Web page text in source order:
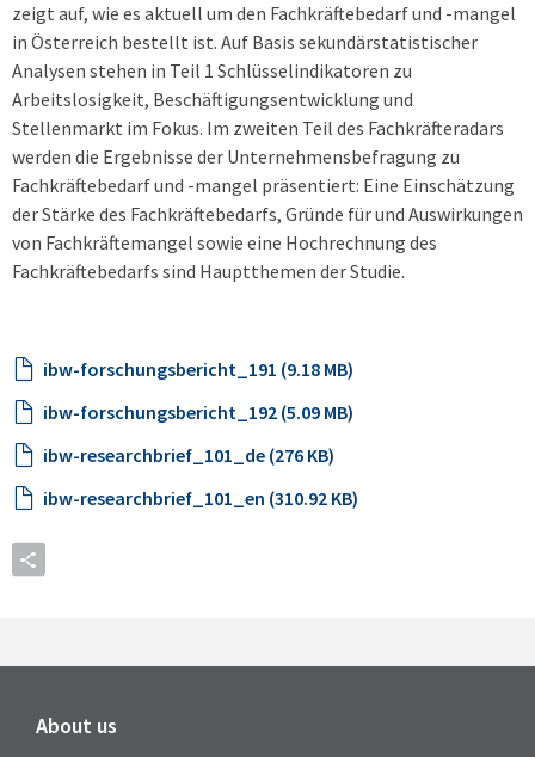
zeigt auf, wie es aktuell um den Fachkräftebedarf und -mangel
in Österreich bestellt ist. Auf Basis sekundärstatistischer
Analysen stehen in Teil 1 Schlüsselindikatoren zu
Arbeitslosigkeit, Beschäftigungsentwicklung und
Stellenmarkt im Fokus. Im zweiten Teil des Fachkräfteradars
werden die Ergebnisse der Unternehmensbefragung zu
Fachkräftebedarf und -mangel präsentiert: Eine Einschätzung
der Stärke des Fachkräftebedarfs, Gründe für und Auswirkungen
von Fachkräftemangel sowie eine Hochrechnung des
Fachkräftebedarfs sind Hauptthemen der Studie.
ibw-forschungsbericht_191 (9.18 MB)
ibw-forschungsbericht_192 (5.09 MB)
ibw-researchbrief_101_de (276 KB)
ibw-researchbrief_101_en (310.92 KB)
About us